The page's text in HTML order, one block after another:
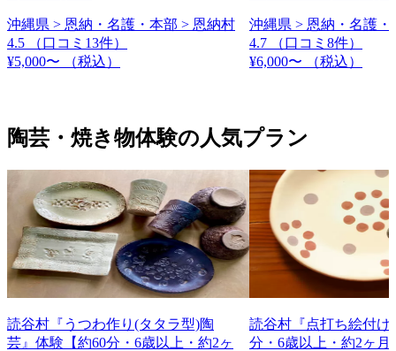
沖縄県 > 恩納・名護・本部 > 恩納村
4.5
（口コミ13件）
¥5,000〜
（税込）
沖縄県 > 恩納・名護・
4.7
（口コミ8件）
¥6,000〜
（税込）
陶芸・焼き物体験の人気プラン
読谷村『うつわ作り(タタラ型)陶
芸』体験【約60分・6歳以上・約2ヶ
読谷村『点打ち絵付け
分・6歳以上・約2ヶ月